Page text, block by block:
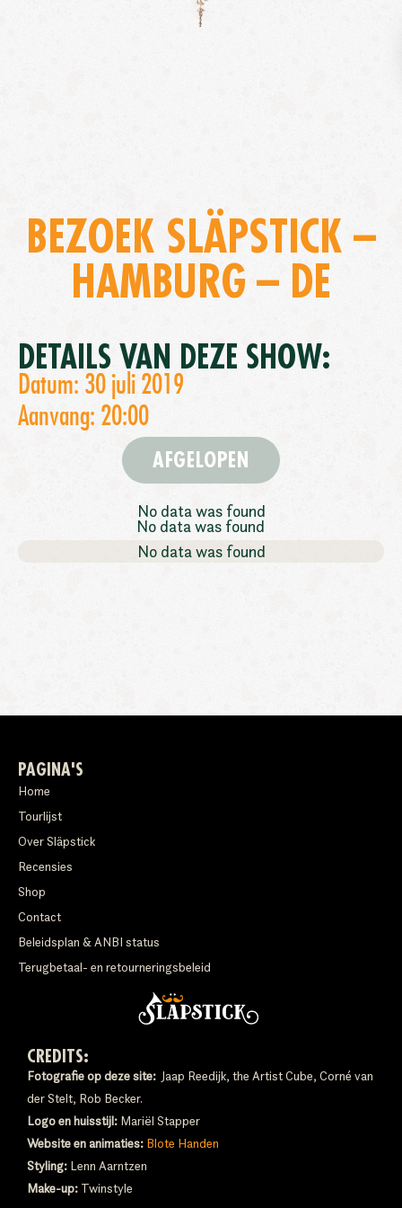
BEZOEK SLÄPSTICK –
HAMBURG – DE
DETAILS VAN DEZE SHOW:
Datum: 30 juli 2019
Aanvang: 20:00
AFGELOPEN
No data was found
No data was found
No data was found
PAGINA'S
Home
Tourlijst
Over Släpstick
Recensies
Shop
Contact
Beleidsplan & ANBI status
Terugbetaal- en retourneringsbeleid
CREDITS:
Fotografie op deze site: Jaap Reedijk, the Artist Cube, Corné van
der Stelt, Rob Becker.
Logo en huisstijl: Mariël Stapper
Website en animaties: Blote Handen
Styling: Lenn Aarntzen
Make-up: Twinstyle